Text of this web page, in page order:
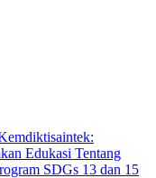
Edukasi Tentang
SDGs 13 dan 15